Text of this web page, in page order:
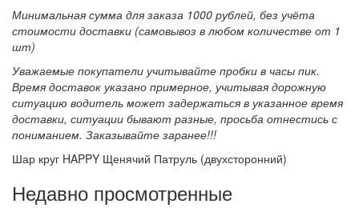
Минимальная сумма для заказа 1000 рублей, без учёта
стоимости доставки (самовывоз в любом количестве от 1
шт)
Уважаемые покупатели учитывайте пробки в часы пик.
Время доставок указано примерное, учитывая дорожную
ситуацию водитель может задержаться в указанное время
доставки, ситуации бывают разные, просьба отнестись с
пониманием. Заказывайте заранее!!!
Шар круг HAPPY Щенячий Патруль (двухсторонний)
Недавно просмотренные